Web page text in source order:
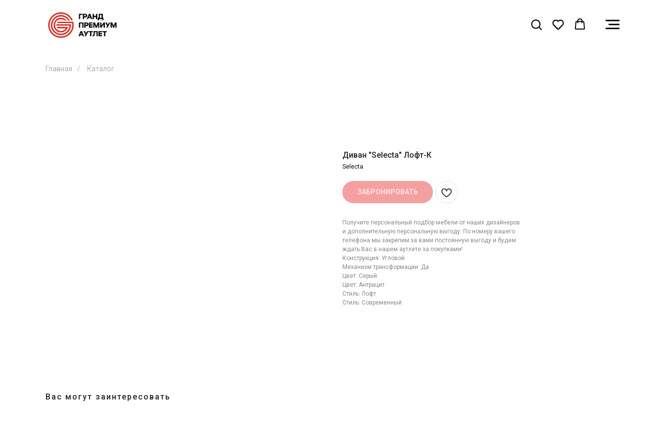
Главная / Каталог
Диван "Selecta" Лофт-К
Selecta
ЗАБРОНИРОВАТЬ
Получите персональный подбор мебели от наших дизайнеров
и дополнительную персональную выгоду. По номеру вашего
телефона мы закрепим за вами постоянную выгоду и будем
ждать Вас в нашем аутлете за покупками!
Конструкция: Угловой
Механизм трансформации: Да
Цвет: Cерый
Цвет: Антрацит
Стиль: Лофт
Стиль: Современный
Вас могут заинтересовать